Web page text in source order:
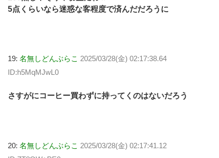
5点くらいなら迷惑な客程度で済んだだろうに
19: 名無しどんぶらこ 2025/03/28(金) 02:17:38.64
ID:h5MqMJwL0
さすがにコーヒー買わずに持ってくのはないだろう
20: 名無しどんぶらこ 2025/03/28(金) 02:17:41.12